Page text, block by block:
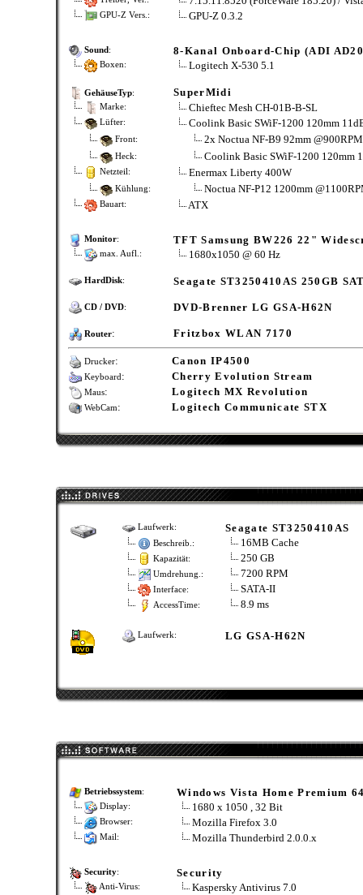
GPU-Z Vers.: GPU-Z 0.3.2
Sound: 8-Kanal Onboard-Chip (ADI
Boxen: Logitech X-530 5.1
GehäuseTyp: SuperMidi
Marke: Chieftec Mesh CH-01B-B-SL
Lüfter: Coolink Basic SWiF-1200 120mm
Front: 2x Noctua NF-B9 92mm @900RPM
Heck: Coolink Basic SWiF-1200 120mm
Netzteil: Enermax Liberty 400W
Kühlung: Noctua NF-P12 1200mm
Bauart: ATX
Monitor: TFT Samsung BW226 22"
max. Aufl.: 1680x1050 @ 60 Hz
HardDisk: Seagate ST3250410AS 250GB
CD / DVD: DVD-Brenner LG GSA-H62N
Router: Fritzbox WLAN 7170
Drucker: Canon IP4500
Keyboard: Cherry Evolution Stream
Maus: Logitech MX Revolution
WebCam: Logitech Communicate STX
Laufwerk: Seagate ST3250410AS
Beschreib.: 16MB Cache
Kapazität: 250 GB
Umdrehung.: 7200 RPM
Interface: SATA-II
AccessTime: 8.9 ms
Laufwerk: LG GSA-H62N
Betriebssystem: Windows Vista Home Premium
Display: 1680 x 1050 , 32 Bit
Browser: Mozilla Firefox 3.0
Mail: Mozilla Thunderbird 2.0.0.x
Security: Security
Anti-Virus: Kaspersky Antivirus 7.0